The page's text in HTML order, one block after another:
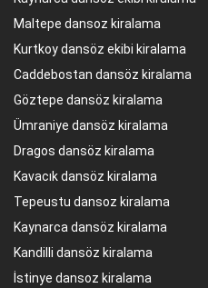
Maltepe dansoz kiralama
Kurtkoy dansöz ekibi kiralama
Caddebostan dansöz kiralama
Göztepe dansöz kiralama
Ümraniye dansöz kiralama
Dragos dansöz kiralama
Kavacık dansöz kiralama
Tepeustu dansoz kiralama
Kaynarca dansöz kiralama
Kandilli dansöz kiralama
İstinye dansoz kiralama